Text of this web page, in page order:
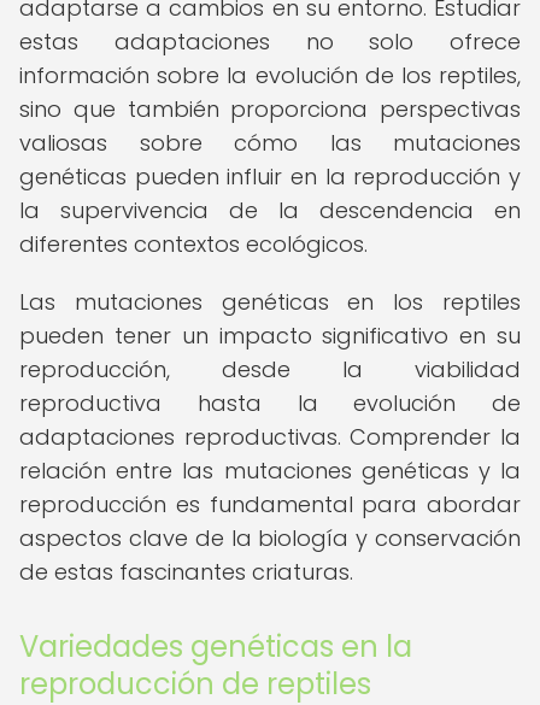
adaptarse a cambios en su entorno. Estudiar
estas adaptaciones no solo ofrece
información sobre la evolución de los reptiles,
sino que también proporciona perspectivas
valiosas sobre cómo las mutaciones
genéticas pueden influir en la reproducción y
la supervivencia de la descendencia en
diferentes contextos ecológicos.
Las mutaciones genéticas en los reptiles
pueden tener un impacto significativo en su
reproducción, desde la viabilidad
reproductiva hasta la evolución de
adaptaciones reproductivas. Comprender la
relación entre las mutaciones genéticas y la
reproducción es fundamental para abordar
aspectos clave de la biología y conservación
de estas fascinantes criaturas.
Variedades genéticas en la
reproducción de reptiles